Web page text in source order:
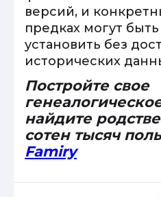
версий, и
предках могут
установить без
исторических
Постройте свое
найдите
сотен тысяч
Famiry